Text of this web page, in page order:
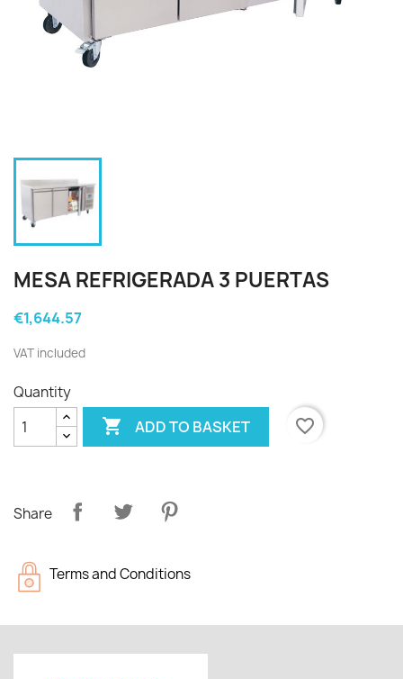
MESA REFRIGERADA 3 PUERTAS
€1,644.57
VAT included
Quantity
 ADD TO BASKET favorite_border
Share
Terms and Conditions